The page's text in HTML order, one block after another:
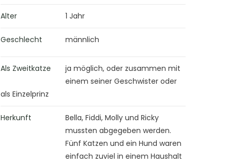
Alter 1 Jahr
Geschlecht männlich
Als Zweitkatze
ja möglich, oder zusammen mit
einem seiner Geschwister oder
als Einzelprinz
Herkunft
Bella, Fiddi, Molly und Ricky
mussten abgegeben werden.
Fünf Katzen und ein Hund waren
einfach zuviel in einem Haushalt